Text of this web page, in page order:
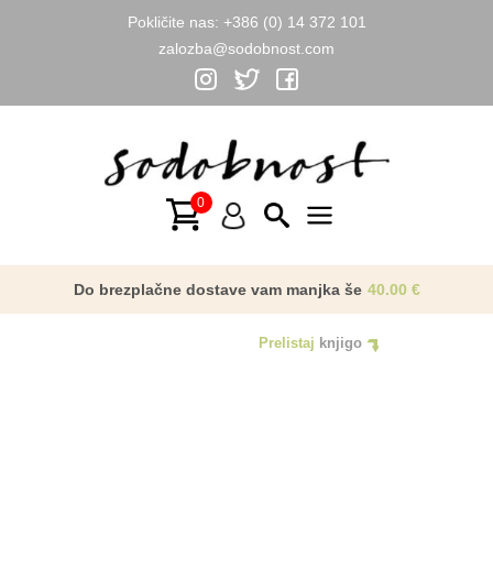
Pokličite nas: +386 (0) 14 372 101
zalozba@sodobnost.com
Menu
Do brezplačne dostave vam manjka še 40.00 €
Prelistaj knjigo